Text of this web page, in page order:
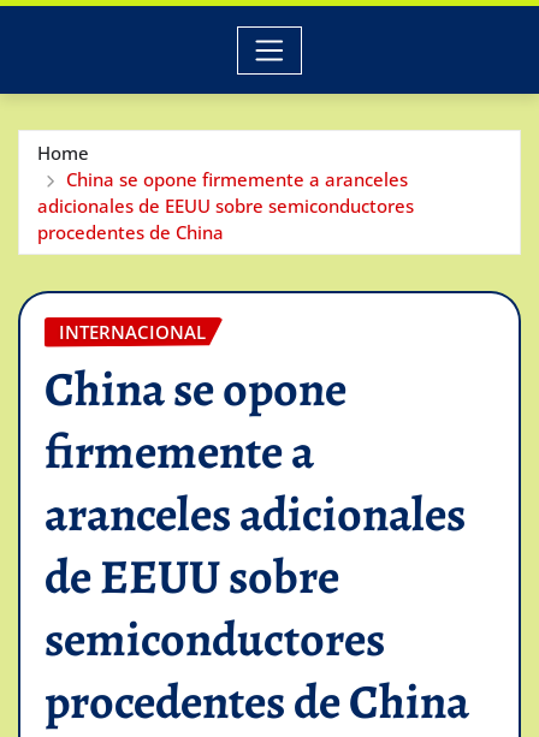
Home
China se opone firmemente a aranceles
adicionales de EEUU sobre semiconductores
procedentes de China
INTERNACIONAL
China se opone
firmemente a
aranceles adicionales
de EEUU sobre
semiconductores
procedentes de China